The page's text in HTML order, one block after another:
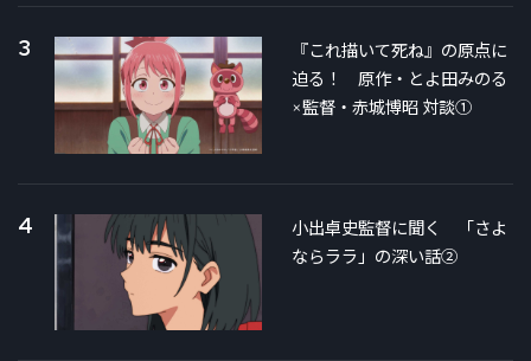
3
『これ描いて死ね』の原点に
迫る！ 原作・とよ田みのる
×監督・赤城博昭 対談①
4
小出卓史監督に聞く 「さよ
ならララ」の深い話②